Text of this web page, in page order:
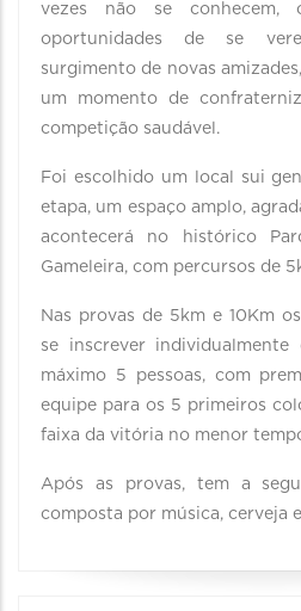
vezes não se conhecem,
oportunidades de se
surgimento de novas
um momento de
competição saudável.
Foi escolhido um local sui
etapa, um espaço amplo,
acontecerá no histórico
Gameleira, com percursos de
Nas provas de 5km e 10Km
se inscrever
máximo 5 pessoas, com
equipe para os 5 primeiros
faixa da vitória no menor
Após as provas, tem a
composta por música, cerveja